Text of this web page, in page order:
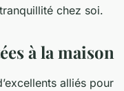
chez soi.
à la maison
alliés pour